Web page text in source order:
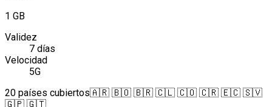
1 GB
Validez
7 días
Velocidad
5G
20 países cubiertos🇦🇷 🇧🇴 🇧🇷 🇨🇱 🇨🇴 🇨🇷 🇪🇨 🇸🇻
🇬🇵 🇬🇹